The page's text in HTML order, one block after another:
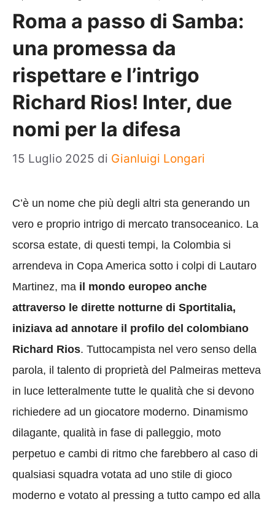
Roma a passo di Samba:
una promessa da
rispettare e l’intrigo
Richard Rios! Inter, due
nomi per la difesa
15 Luglio 2025 di Gianluigi Longari
C’è un nome che più degli altri sta generando un
vero e proprio intrigo di mercato transoceanico. La
scorsa estate, di questi tempi, la Colombia si
arrendeva in Copa America sotto i colpi di Lautaro
Martinez, ma il mondo europeo anche
attraverso le dirette notturne di Sportitalia,
iniziava ad annotare il profilo del colombiano
Richard Rios. Tuttocampista nel vero senso della
parola, il talento di proprietà del Palmeiras metteva
in luce letteralmente tutte le qualità che si devono
richiedere ad un giocatore moderno. Dinamismo
dilagante, qualità in fase di palleggio, moto
perpetuo e cambi di ritmo che farebbero al caso di
qualsiasi squadra votata ad uno stile di gioco
moderno e votato al pressing a tutto campo ed alla